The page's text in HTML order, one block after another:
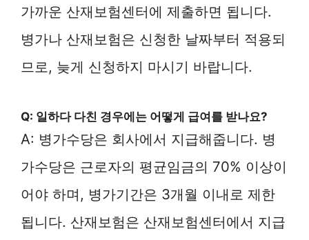
가까운 산재보험센터에 제출하면 됩니다.
병가나 산재보험은 신청한 날짜부터 적용되
므로, 늦게 신청하지 마시기 바랍니다.
Q: 일하다 다친 경우에는 어떻게 급여를 받나요?
A: 병가수당은 회사에서 지급해줍니다. 병
가수당은 근로자의 평균임금의 70% 이상이
어야 하며, 병가기간은 3개월 이내로 제한
됩니다. 산재보험은 산재보험센터에서 지급